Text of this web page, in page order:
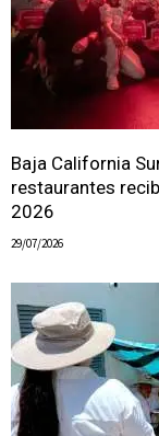
Baja California
restaurantes
2026
29/07/2026